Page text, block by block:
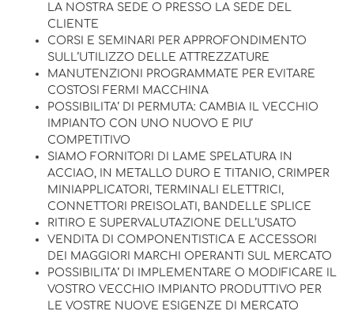
LA NOSTRA SEDE O PRESSO LA SEDE DEL
CLIENTE
CORSI E SEMINARI PER APPROFONDIMENTO
SULL’UTILIZZO DELLE ATTREZZATURE
MANUTENZIONI PROGRAMMATE PER EVITARE
COSTOSI FERMI MACCHINA
POSSIBILITA’ DI PERMUTA: CAMBIA IL VECCHIO
IMPIANTO CON UNO NUOVO E PIU’
COMPETITIVO
SIAMO FORNITORI DI LAME SPELATURA IN
ACCIAO, IN METALLO DURO E TITANIO, CRIMPER
MINIAPPLICATORI, TERMINALI ELETTRICI,
CONNETTORI PREISOLATI, BANDELLE SPLICE
RITIRO E SUPERVALUTAZIONE DELL’USATO
VENDITA DI COMPONENTISTICA E ACCESSORI
DEI MAGGIORI MARCHI OPERANTI SUL MERCATO
POSSIBILITA’ DI IMPLEMENTARE O MODIFICARE IL
VOSTRO VECCHIO IMPIANTO PRODUTTIVO PER
LE VOSTRE NUOVE ESIGENZE DI MERCATO